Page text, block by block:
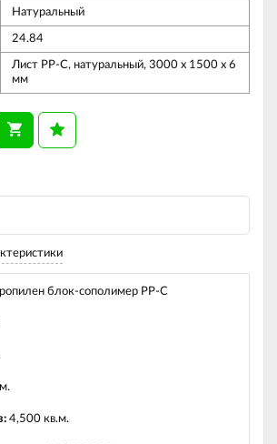
Натуральный
24.84
Лист PP-C, натуральный, 3000 х 1500 х 6
мм
блок-сополимер PP-C
4,500 кв.м.